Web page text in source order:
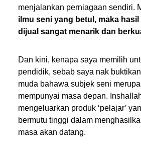
menjalankan perniagaan sendiri.
ilmu seni yang betul, maka
dijual sangat menarik dan
Dan kini, kenapa saya memilih
pendidik, sebab saya nak
muda bahawa subjek seni
mempunyai masa depan.
mengeluarkan produk ‘pelajar’
bermutu tinggi dalam
masa akan datang.